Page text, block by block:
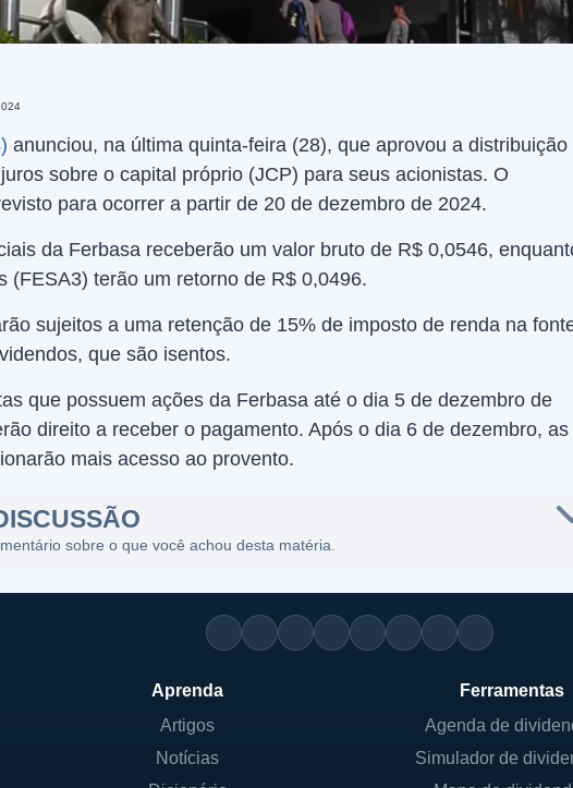
anunciou, na última quinta-feira (28), que aprovou a distribuição
sobre o capital próprio (JCP) para seus acionistas. O
para ocorrer a partir de 20 de dezembro de 2024.
da Ferbasa receberão um valor bruto de R$ 0,0546,
(FESA3) terão um retorno de R$ 0,0496.
sujeitos a uma retenção de 15% de imposto de renda na
que são isentos.
que possuem ações da Ferbasa até o dia 5 de dezembro de
direito a receber o pagamento. Após o dia 6 de dezembro, as
mais acesso ao provento.
sobre o que você achou desta matéria.
Aprenda
Artigos
Notícias
Ferramentas
Agenda de
Simulador de